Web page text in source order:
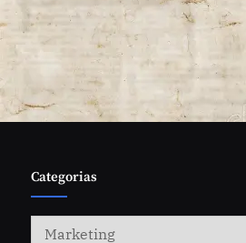
posts
Categorias
Categorias